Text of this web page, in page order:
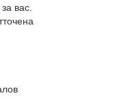
вас.